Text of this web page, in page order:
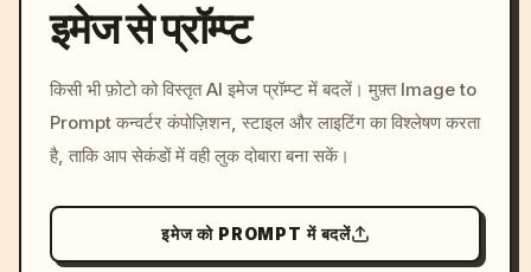
c, cyberpunk sunset, neon
colors, 8k --v 6.0
इमेज से प्रॉम्प्ट
किसी भी फ़ोटो को विस्तृत AI इमेज प्रॉम्प्ट में बदलें। मुफ़्त Image to
Prompt कन्वर्टर कंपोज़िशन, स्टाइल और लाइटिंग का विश्लेषण करता
है, ताकि आप सेकंडों में वही लुक दोबारा बना सकें।
इमेज को PROMPT में बदलें